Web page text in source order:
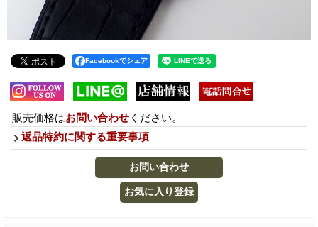
Facebookでシェア
販売価格はお問い合わせ ください。
返品特約に関する重要事項